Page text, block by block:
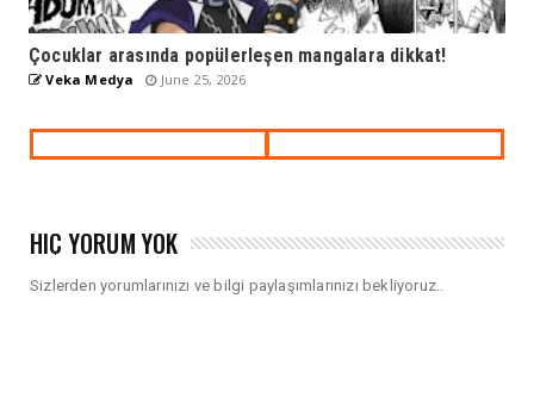
Çocuklar arasında popülerleşen mangalara dikkat!
Veka Medya June 25, 2026
HIÇ YORUM YOK
Sizlerden yorumlarınızı ve bilgi paylaşımlarınızı bekliyoruz..